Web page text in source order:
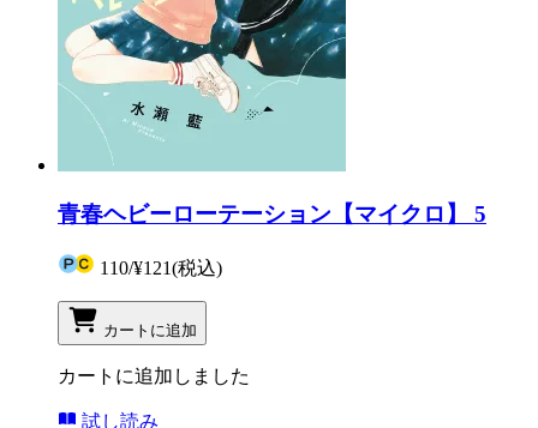
青春ヘビーローテーション【マイクロ】 5
110/¥121(税込)
カートに追加
カートに追加しました
試し読み